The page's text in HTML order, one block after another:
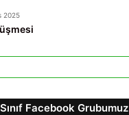
2025
Facebook Grubumuz